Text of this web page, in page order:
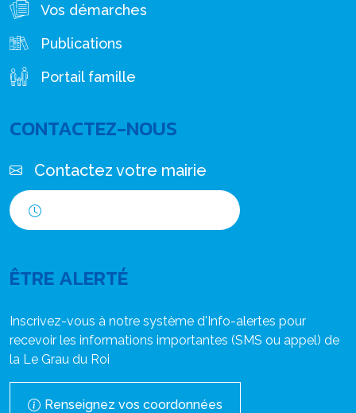
Vos démarches
Publications
Portail famille
CONTACTEZ-NOUS
Contactez votre mairie
ÊTRE ALERTÉ
Inscrivez-vous à notre système d'Info-alertes pour
recevoir les informations importantes (SMS ou appel) de
la Le Grau du Roi
Renseignez vos coordonnées